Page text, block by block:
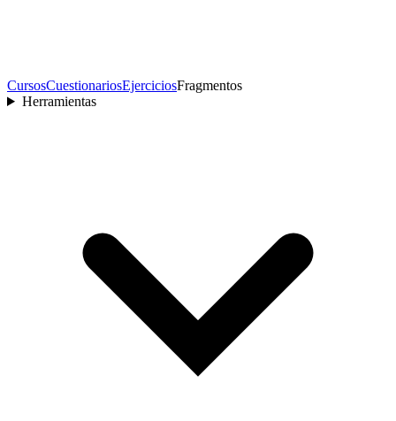
CursosCuestionariosEjerciciosFragmentos
Herramientas